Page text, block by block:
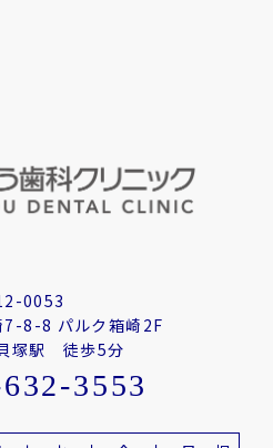
0053
7-8-8 パルク箱崎2F
塚駅 徒歩5分
3553